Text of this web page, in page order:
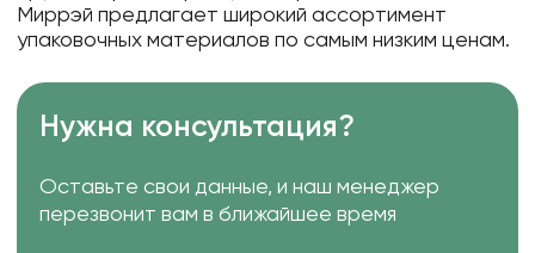
Миррэй предлагает широкий ассортимент
упаковочных материалов по самым низким ценам.
Нужна консультация?
Оставьте свои данные, и наш менеджер
перезвонит вам в ближайшее время